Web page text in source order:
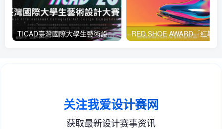
TICAD臺灣國際大學生藝術設計大賽